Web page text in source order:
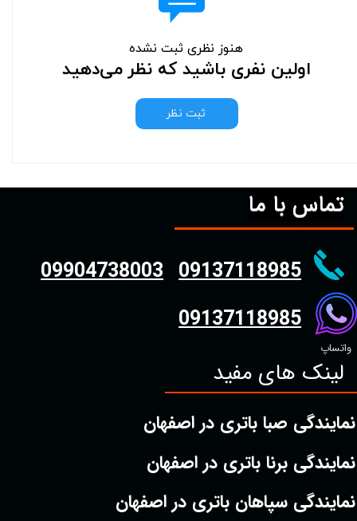
هنوز نظری ثبت نشده
اولین نفری باشید که نظر می‌دهید
ثبت نظر
تماس با ما
واتساپ
09904738003 09137118985
09137118985
لینک های مفید
نمایندگی صبا باتری در اصفهان
نمایندگی برنا باتری در اصفهان
نمایندگی سپاهان باتری در اصفهان